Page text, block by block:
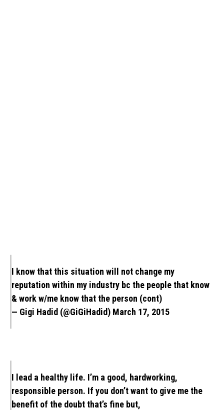
I know that this situation will not change my
reputation within my industry bc the people that know
& work w/me know that the person (cont)
— Gigi Hadid (@GiGiHadid) March 17, 2015
I lead a healthy life. I’m a good, hardworking,
responsible person. If you don’t want to give me the
benefit of the doubt that’s fine but,